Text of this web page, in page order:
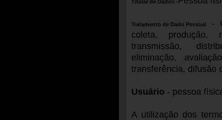
Titular de Dados -
Tratamento de Dado Pessoal
-
coleta, produção,
transmissão,
eliminação,
transferência, difusão
Usuário - pessoa
A utilização dos